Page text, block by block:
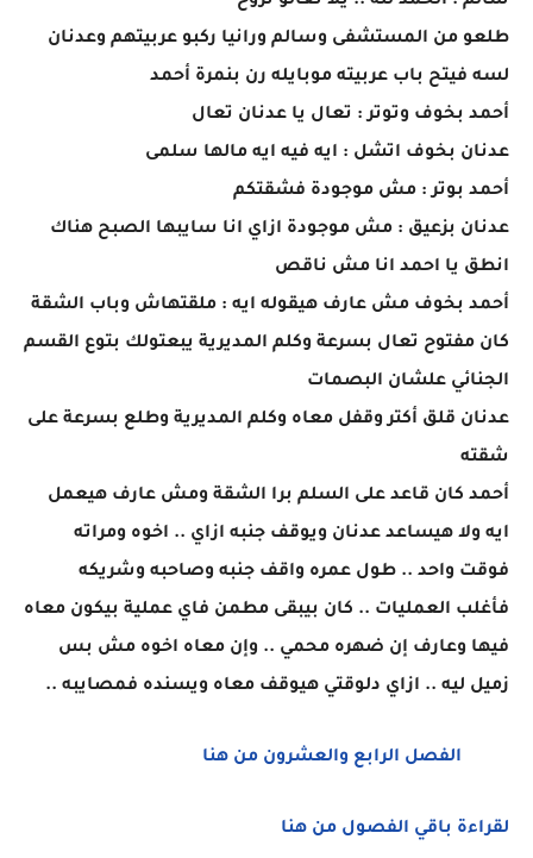
طلعو من المستشفى وسالم ورانيا ركبو عربيتهم وعدنان
لسه فيتح باب عربيته موبايله رن بنمرة أحمد
أحمد بخوف وتوتر : تعال يا عدنان تعال
عدنان بخوف اتشل : ايه فيه ايه مالها سلمى
أحمد بوتر : مش موجودة فشقتكم
عدنان بزعيق : مش موجودة ازاي انا سايبها الصبح هناك
انطق يا احمد انا مش ناقص
أحمد بخوف مش عارف هيقوله ايه : ملقتهاش وباب الشقة
كان مفتوح تعال بسرعة وكلم المديرية يبعتولك بتوع القسم
الجنائي علشان البصمات
عدنان قلق أكتر وقفل معاه وكلم المديرية وطلع بسرعة على
شقته
أحمد كان قاعد على السلم برا الشقة ومش عارف هيعمل
ايه ولا هيساعد عدنان ويوقف جنبه ازاي .. اخوه ومراته
فوقت واحد .. طول عمره واقف جنبه وصاحبه وشريكه
فأغلب العمليات .. كان بيبقى مطمن فاي عملية بيكون معاه
فيها وعارف إن ضهره محمي .. وإن معاه اخوه مش بس
زميل ليه .. ازاي دلوقتي هيوقف معاه ويسنده فمصايبه ..
الفصل الرابع والعشرون من هنا
لقراءة باقي الفصول من هنا